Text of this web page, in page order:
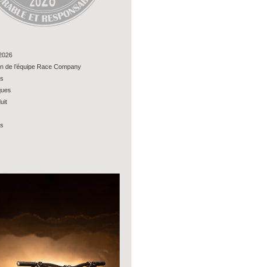
de l’équipe Race Company